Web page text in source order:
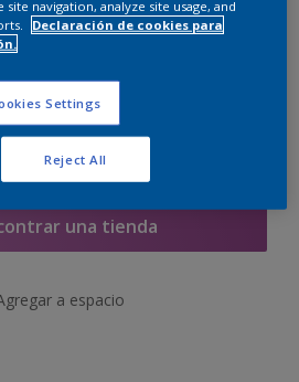
de pintura
Calcular
a la lista de deseos
una tienda
a espacio
navigation, analyze site usage, and
Declaración de cookies para
Settings
Reject All